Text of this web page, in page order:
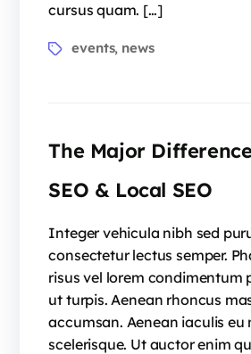
cursus quam. […]
events, news
The Major
SEO & Local SEO
Integer vehicula nibh sed
consectetur lectus semper.
risus vel lorem condimentum
ut turpis. Aenean rhoncus
accumsan. Aenean iaculis eu
scelerisque. Ut auctor enim